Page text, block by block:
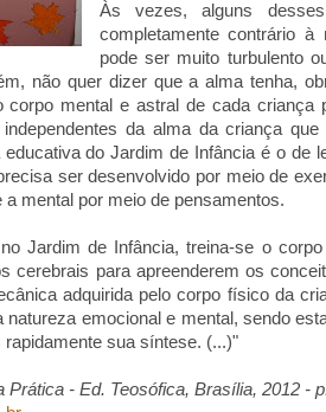
Às vezes, alguns
completamente contrário
pode ser muito turbulento
não quer dizer que a alma tenha,
corpo mental e astral de cada criança
independentes da alma da criança
educativa do Jardim de Infância é o de
ser desenvolvido por meio de
mental por meio de pensamentos.
Jardim de Infância, treina-se o
cerebrais para apreenderem os
adquirida pelo corpo físico da
natureza emocional e mental, sendo
sua síntese. (...)"
Prática - Ed. Teosófica, Brasília, 2012 -